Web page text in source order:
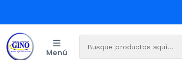
Menú